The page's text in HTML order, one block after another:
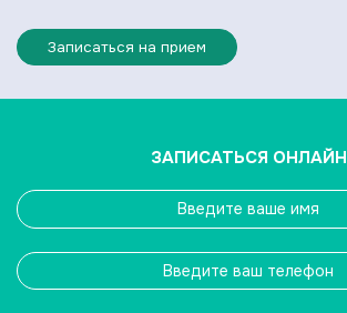
Записаться на прием
ЗАПИСАТЬСЯ ОНЛАЙН